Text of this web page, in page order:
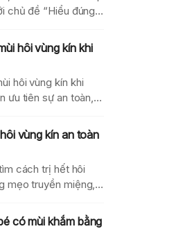
chủ đề “Hiểu đúng
hôi vùng kín khi
hôi vùng kín khi
ưu tiên sự an toàn,...
vùng kín an toàn
cách trị hết hôi
mẹo truyền miệng,
có mùi khắm bằng